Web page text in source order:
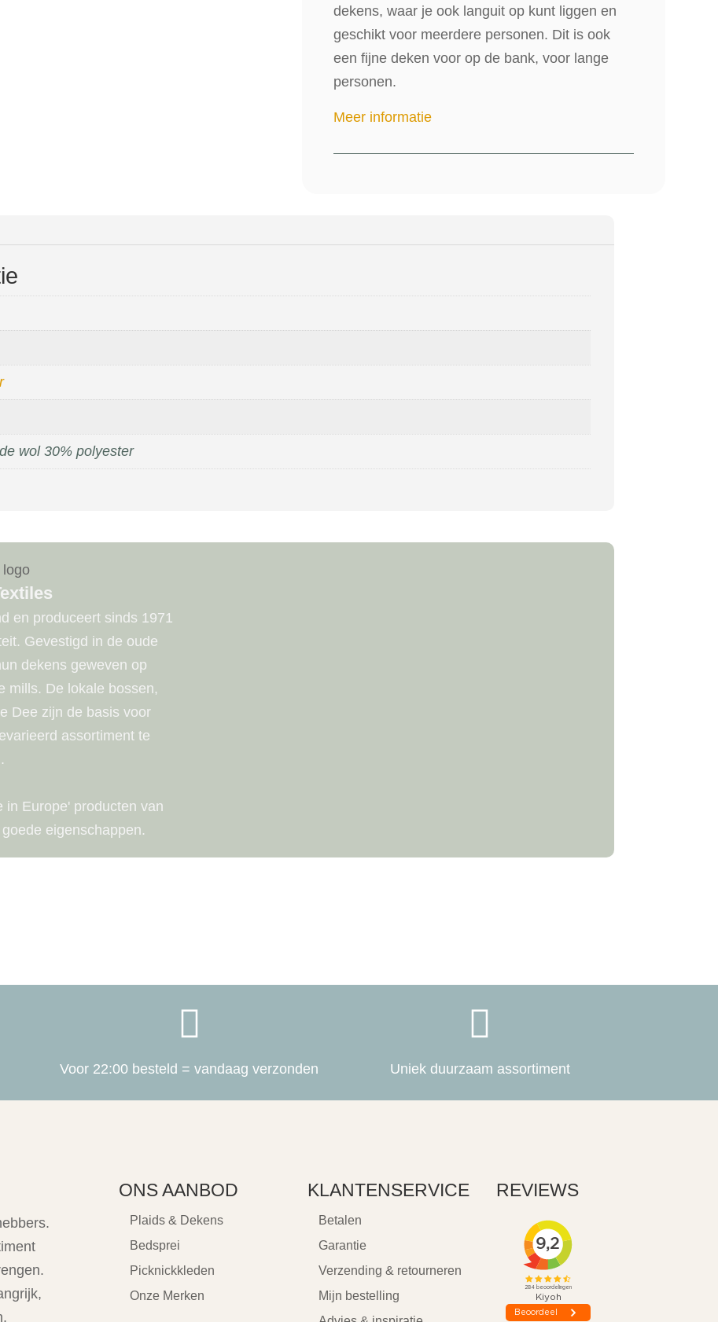
dekens, waar je ook languit op kunt liggen en
geschikt voor meerdere personen. Dit is ook
een fijne deken voor op de bank, voor lange
personen.
Meer informatie
wol 30% polyester
en produceert sinds 1971
Gevestigd in de oude
dekens geweven op
mills. De lokale bossen,
Dee zijn de basis voor
assortiment te
in Europe' producten van
eigenschappen.

Voor 22:00 besteld = vandaag verzonden

Uniek duurzaam assortiment
ONS AANBOD
Plaids & Dekens
Bedsprei
Picknickkleden
Onze Merken
KLANTENSERVICE
Betalen
Garantie
Verzending & retourneren
Mijn bestelling
REVIEWS